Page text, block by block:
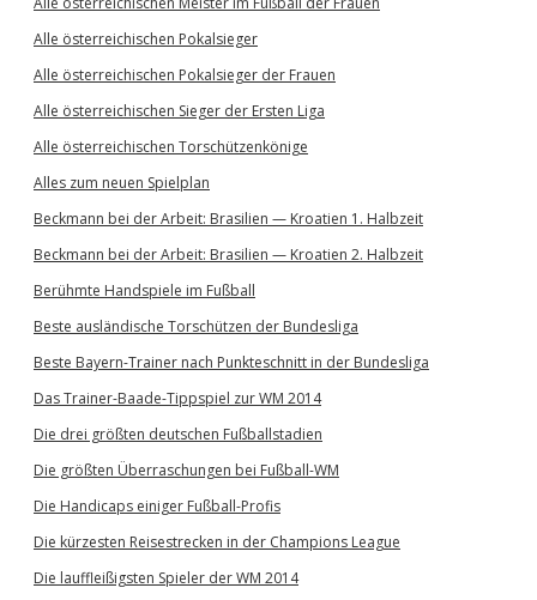
Alle österreichischen Pokalsieger
Alle österreichischen Pokalsieger der Frauen
Alle österreichischen Sieger der Ersten Liga
Alle österreichischen Torschützenkönige
Alles zum neuen Spielplan
Beckmann bei der Arbeit: Brasilien — Kroatien 1. Halbzeit
Beckmann bei der Arbeit: Brasilien — Kroatien 2. Halbzeit
Berühmte Handspiele im Fußball
Beste ausländische Torschützen der Bundesliga
Beste Bayern-Trainer nach Punkteschnitt in der Bundesliga
Das Trainer-Baade-Tippspiel zur WM 2014
Die drei größten deutschen Fußballstadien
Die größten Überraschungen bei Fußball-WM
Die Handicaps einiger Fußball-Profis
Die kürzesten Reisestrecken in der Champions League
Die lauffleißigsten Spieler der WM 2014